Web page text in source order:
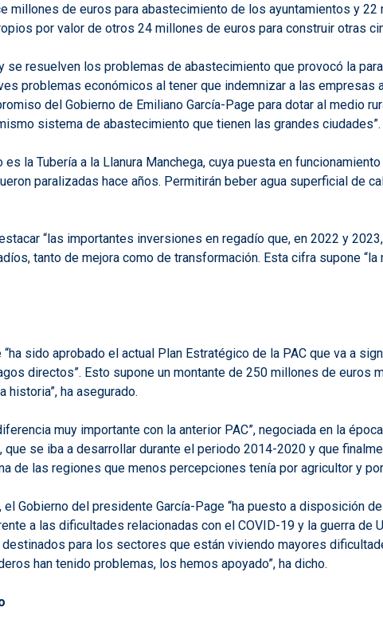
millones de euros para abastecimiento de los ayuntamientos y
por valor de otros 24 millones de euros para construir otras
se resuelven los problemas de abastecimiento que provocó la
problemas económicos al tener que indemnizar a las empresas
del Gobierno de Emiliano García-Page para dotar al medio
sistema de abastecimiento que tienen las grandes ciudades”.
la Tubería a la Llanura Manchega, cuya puesta en
paralizadas hace años. Permitirán beber agua superficial de
“las importantes inversiones en regadío que, en 2022 y
tanto de mejora como de transformación. Esta cifra supone
sido aprobado el actual Plan Estratégico de la PAC que va a
directos”. Esto supone un montante de 250 millones de euros
historia”, ha asegurado.
muy importante con la anterior PAC”, negociada en la
se iba a desarrollar durante el periodo 2014-2020 y que
de las regiones que menos percepciones tenía por agricultor y
el Gobierno del presidente García-Page “ha puesto a disposición
a las dificultades relacionadas con el COVID-19 y la guerra
para los sectores que están viviendo mayores
han tenido problemas, los hemos apoyado”, ha dicho.